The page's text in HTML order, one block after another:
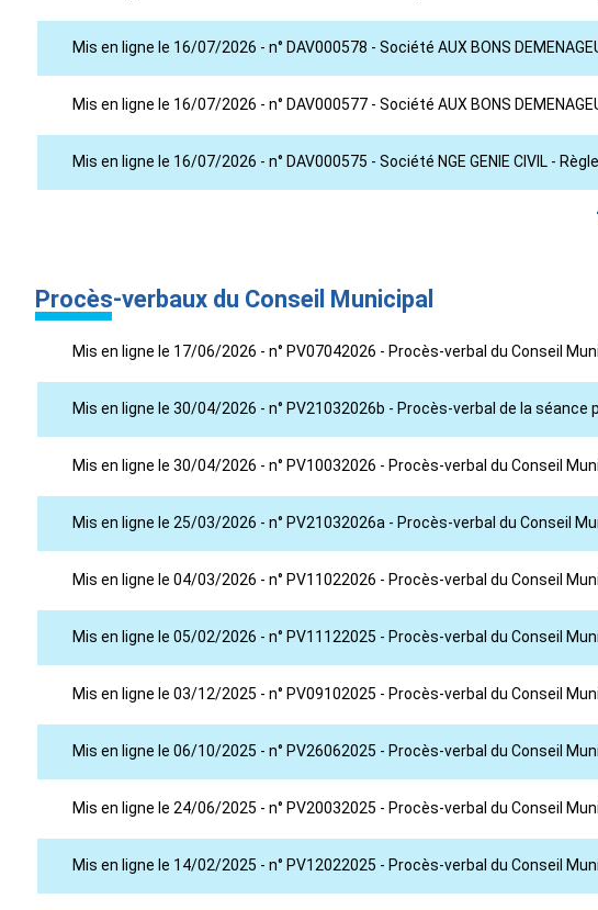
Mis en ligne le 16/07/2026 - n° DAV000578 - Société AUX BONS
Mis en ligne le 16/07/2026 - n° DAV000577 - Société AUX BONS
Mis en ligne le 16/07/2026 - n° DAV000575 - Société NGE GENIE CIVIL -
Procès-verbaux du Conseil Municipal
Mis en ligne le 17/06/2026 - n° PV07042026 - Procès-verbal du Conseil
Mis en ligne le 30/04/2026 - n° PV21032026b - Procès-verbal de la
Mis en ligne le 30/04/2026 - n° PV10032026 - Procès-verbal du Conseil
Mis en ligne le 25/03/2026 - n° PV21032026a - Procès-verbal du Conseil
Mis en ligne le 04/03/2026 - n° PV11022026 - Procès-verbal du Conseil
Mis en ligne le 05/02/2026 - n° PV11122025 - Procès-verbal du Conseil
Mis en ligne le 03/12/2025 - n° PV09102025 - Procès-verbal du Conseil
Mis en ligne le 06/10/2025 - n° PV26062025 - Procès-verbal du Conseil
Mis en ligne le 24/06/2025 - n° PV20032025 - Procès-verbal du Conseil
Mis en ligne le 14/02/2025 - n° PV12022025 - Procès-verbal du Conseil